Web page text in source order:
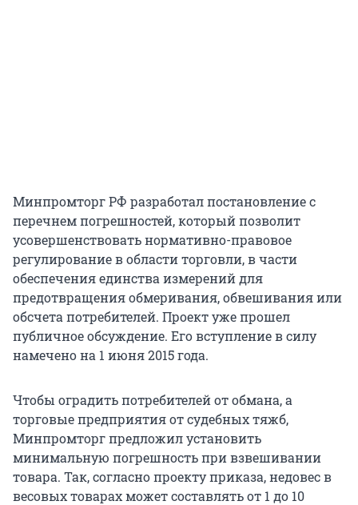
Минпромторг РФ разработал постановление с
перечнем погрешностей, который позволит
усовершенствовать нормативно-правовое
регулирование в области торговли, в части
обеспечения единства измерений для
предотвращения обмеривания, обвешивания или
обсчета потребителей. Проект уже прошел
публичное обсуждение. Его вступление в силу
намечено на 1 июня 2015 года.
Чтобы оградить потребителей от обмана, а
торговые предприятия от судебных тяжб,
Минпромторг предложил установить
минимальную погрешность при взвешивании
товара. Так, согласно проекту приказа, недовес в
весовых товарах может составлять от 1 до 10